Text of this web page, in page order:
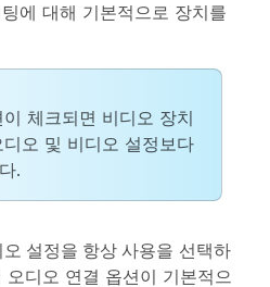
에 대해 기본적으로 장치를
체크되면 비디오 장치
디오 및 비디오 설정보다
.
설정을 항상 사용을 선택하
오디오 연결 옵션이 기본적으